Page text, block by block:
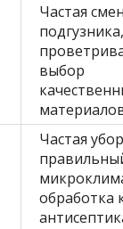
Частая
выбор
Частая
обработка